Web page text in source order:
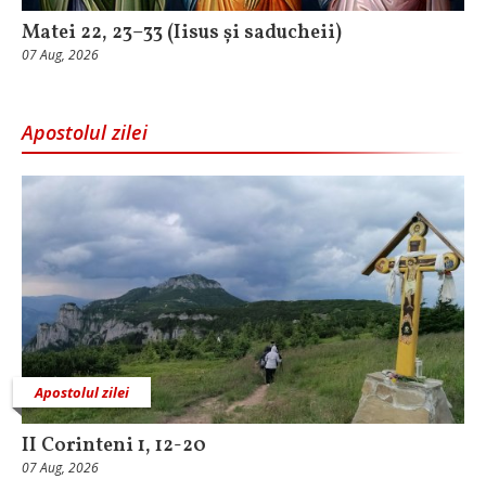
Matei 22, 23–33 (Iisus și saducheii)
07 Aug, 2026
Apostolul zilei
Apostolul zilei
II Corinteni 1, 12-20
07 Aug, 2026